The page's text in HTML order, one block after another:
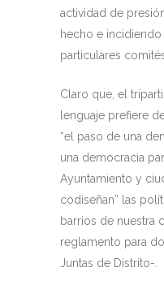
actividad de
hecho e
particulares
Claro que, el
lenguaje prefiere
“el paso de una
una democracia
Ayuntamiento y
codiseñan” las
barrios de nuestra
reglamento para
Juntas de Distrito-.